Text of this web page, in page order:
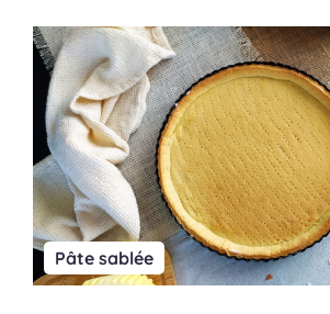
Pâte sablée